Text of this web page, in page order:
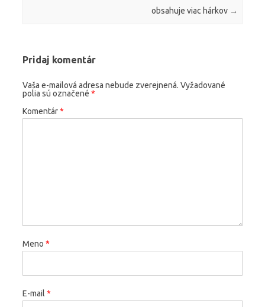
obsahuje viac hárkov →
Pridaj komentár
Vaša e-mailová adresa nebude zverejnená. Vyžadované
polia sú označené *
Komentár*
Meno *
E-mail *